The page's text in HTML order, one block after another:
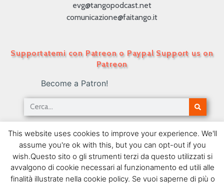
evg@tangopodcast.net
comunicazione@faitango.it
Supportatemi con Patreon o Paypal Support us on
Patreon
Become a Patron!
Tango Podcast in Italiano – Numero 222 – Il
Tango Come Musica III
10/06/2013
SEGUIMI SU FACEBOOK
This website uses cookies to improve your experience. We'll
assume you're ok with this, but you can opt-out if you
wish.Questo sito o gli strumenti terzi da questo utilizzati si
avvalgono di cookie necessari al funzionamento ed utili alle
finalità illustrate nella cookie policy. Se vuoi saperne di più o